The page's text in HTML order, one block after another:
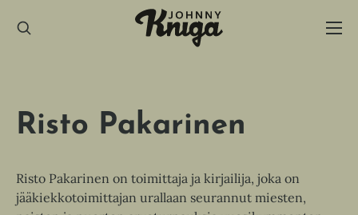
sisältöön
Risto Pakarinen
Risto Pakarinen on toimittaja ja kirjailija, joka on
jääkiekkotoimittajan urallaan seurannut miesten,